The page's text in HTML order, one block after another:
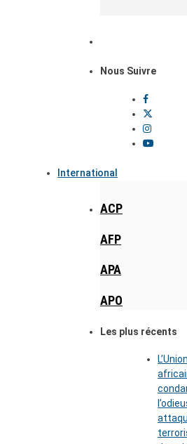
Nous Suivre
International
ACP
AFP
APA
APO
Les plus récents
L’Union